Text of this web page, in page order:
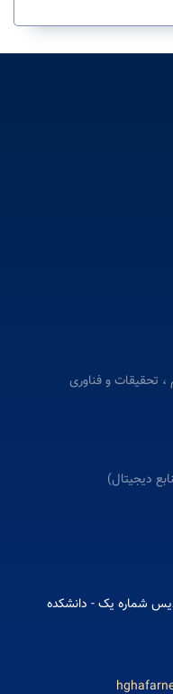
تحقیقات و فناوری
دیجیتال)
شماره یک - دانشکده